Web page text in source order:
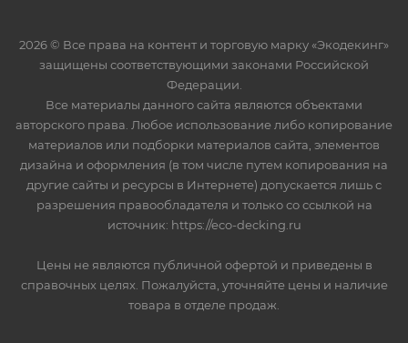
2026 © Все права на контент и торговую марку «Экодекинг»
защищены соответствующими законами Российской
Федерации.
Все материалы данного сайта являются объектами
авторского права. Любое использование либо копирование
материалов или подборки материалов сайта, элементов
дизайна и оформления (в том числе путем копирования на
другие сайты и ресурсы в Интернете) допускается лишь с
разрешения правообладателя и только со ссылкой на
источник: https://eco-decking.ru
Цены не являются публичной офертой и приведены в
справочных целях. Пожалуйста, уточняйте цены и наличие
товара в отделе продаж.